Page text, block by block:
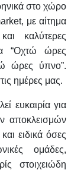
στο χώρο
με αίτημα
καλύτερες
“Οχτώ ώρες
ώρες ύπνο”.
ημέρες μας.
ευκαιρία για
αποκλεισμών
ειδικά όσες
ομάδες,
στοιχειώδη